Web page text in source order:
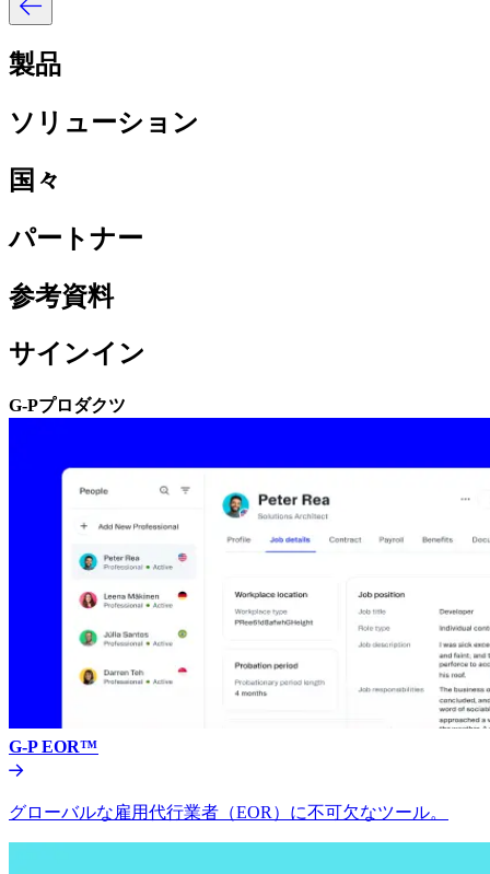
製品​​
ソリューション​​
国々​​
パートナー​​
参考資料​​
サインイン​​
G-Pプロダクツ​​
G-P EOR™​​
グローバルな雇用代行業者（EOR）に不可欠なツール。​​